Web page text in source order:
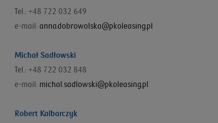
Tel.: +48 722 032 649
e-mail: anna.dobrowolska@pkoleasing.pl
Michał Sadłowski
Tel.: +48 722 032 848
e-mail: michal.sadlowski@pkoleasing.pl
Robert Kalbarczyk